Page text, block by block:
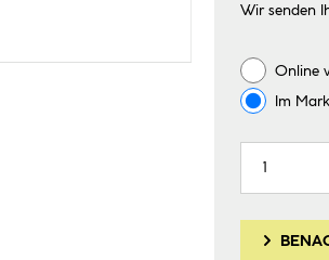
Wir senden
Online
Im